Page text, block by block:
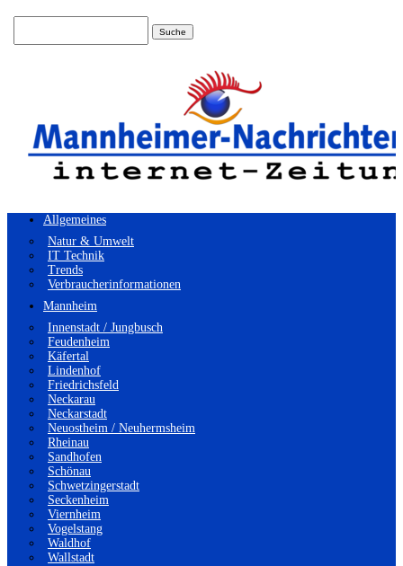
Allgemeines
Natur & Umwelt
IT Technik
Trends
Verbraucherinformationen
Mannheim
Innenstadt / Jungbusch
Feudenheim
Käfertal
Lindenhof
Friedrichsfeld
Neckarau
Neckarstadt
Neuostheim / Neuhermsheim
Rheinau
Sandhofen
Schönau
Schwetzingerstadt
Seckenheim
Viernheim
Vogelstang
Waldhof
Wallstadt